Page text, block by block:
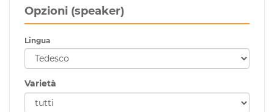
Opzioni (speaker)
Lingua
Varietà